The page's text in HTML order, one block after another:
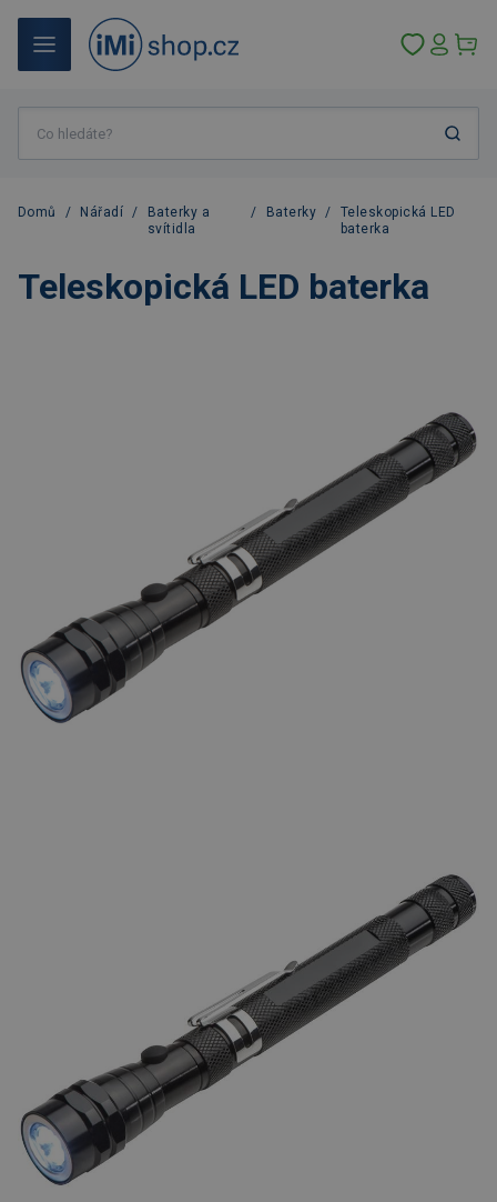
Domů / Nářadí /
Baterky a
svítidla
/ Baterky /
Teleskopická LED
baterka
Teleskopická LED baterka